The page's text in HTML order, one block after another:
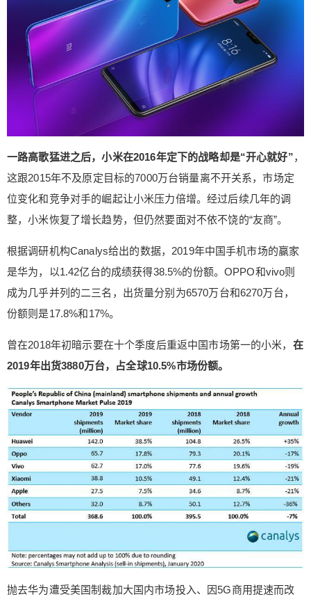
一路高歌猛进之后，小米在2016年定下的战略却是“开心就好”，
这跟2015年不及原定目标的7000万台销量离不开关系，市场定
位变化和竞争对手的崛起让小米压力倍增。经过后续几年的调
整，小米恢复了增长趋势，但仍然要面对不依不饶的“友商”。
根据调研机构Canalys给出的数据，2019年中国手机市场的赢家
是华为，以1.42亿台的成绩获得38.5%的份额。OPPO和vivo则
成为几乎并列的二三名，出货量分别为6570万台和6270万台，
份额则是17.8%和17%。
曾在2018年初暗示要在十个季度后重返中国市场第一的小米， 在
2019年出货3880万台，占全球10.5%市场份额。
抛去华为遭受美国制裁加大国内市场投入、因5G商用提速而改
小米在新的市场中登上霸主宝座。 人工智能助手小
爱同学是小米近几年的最大惊喜之一，较高的指令
识别几率、更接近人声的发音表现、从小米手机到
小米生态产品再到更多智能设备的覆盖，小爱同学
真正意义上向人们诠释了什么叫可用的语音助手。
更可怕的是，它还能连接几乎所有的小米智能产
品。 小米的智能家居生态已经不用说太多，目前小
米已经是几乎唯一一家从能力、平台、软件、硬件
乃至整体服务，都搭建完成的公司。智能家居生态
中的每个角色都能从中获益，开发者和厂商可以轻
者也能以远低于竞品的成本打造出更优质的体验。
小爱同学与智能家居生态连通之后，可以在任一个
控与控制，曾经在设想中的智能家居体验就此被实
现。尝试挑战小米地位的竞争对手，要么是能力孱
弱不足以与之一战，要么是产品线和体验尚未完
善。 小米采取的保守市场策略与营收状况，也使其
度来看，小米市场份额在2019年间增长得并不迅
速。但是在华为、OPPO、vivo等对手加大国内市场
额，被视作最大增长来源的国际市场也处于稳定的
增长过程中。 小米品牌的“腾笼换鸟”策略起到了较
大作用，虽然小米主品牌推出产品的频次与数量明
显缩减，但改名后的Redmi抓住了原有的性价比客
户群体，相较竞品更具优势的K20 Pro等产品也了巩
固市场。 经历了2015至2016年市场下滑危机的小
米，如今每年都在获取更多的利润。根据小米财
报，净利润从2015年的3.03亿元增长到2018年的8
5.5亿元。而且小米营收不再仅仅依靠手机单一业
务，IoT、生活消费产品与互联网服务收入占到四
成，呈现出多元化趋势。 营收结构变化对小米来说
是极好的，整个集团不必担心受到太多来自手机业